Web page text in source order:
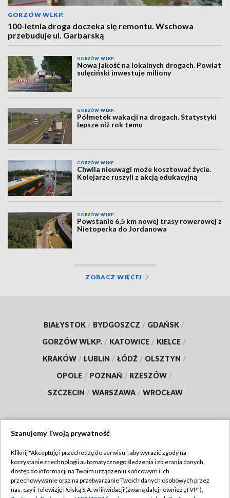
GORZÓW WLKP.
100-letnia droga doczeka się remontu. Wschowa
przebuduje ul. Garbarską
GORZÓW WLKP.
Nowa jakość na lokalnych drogach. Powiat
sulęciński inwestuje miliony
GORZÓW WLKP.
Półmetek wakacji na drogach. Statystyki
lepsze niż rok temu
GORZÓW WLKP.
Chwila nieuwagi może kosztować życie.
Kolejarze ruszyli z akcją edukacyjną
GORZÓW WLKP.
Powstanie 6,5 km nowej trasy rowerowej z
Nietoperka do Jordanowa
ZOBACZ WIĘCEJ
BIAŁYSTOK / BYDGOSZCZ / GDAŃSK /
GORZÓW WLKP. / KATOWICE / KIELCE /
KRAKÓW / LUBLIN / ŁÓDŹ / OLSZTYN /
OPOLE / POZNAŃ / RZESZÓW /
SZCZECIN / WARSZAWA / WROCŁAW
TVP
Abonament TVP
Regulamin TVP
Szanujemy Twoją prywatność
Kliknij "Akceptuję i przechodzę do serwisu", aby wyrazić zgody na
korzystanie z technologii automatycznego śledzenia i zbierania danych,
dostęp do informacji na Twoim urządzeniu końcowym i ich
przechowywanie oraz na przetwarzanie Twoich danych osobowych przez
nas, czyli Telewizję Polską S.A. w likwidacji (zwaną dalej również „TVP”),